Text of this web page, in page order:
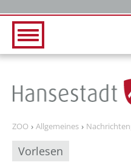
ZOO Allgemeines
Vorlesen